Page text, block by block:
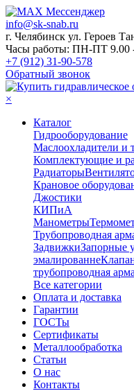
info@sk-snab.ru
г. Челябинск ул. Героев
Часы работы: ПН-ПТ 9.00
+7 (912) 31-90-578
Обратный звонок
×
Каталог
Гидрооборудование
Маслоохладители и
Комплектующие и
Радиаторы
Крановое
Джостики
КИПиА
Манометры
Трубопроводная
ЗадвижкиЗапорные
эмалированне
трубопроводная
Все категории
Оплата и доставка
Гарантии
ГОСТы
Сертификаты
Металлообработка
Статьи
О нас
Контакты